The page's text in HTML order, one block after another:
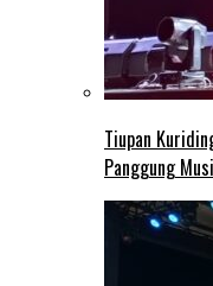
Tiupan
Panggung